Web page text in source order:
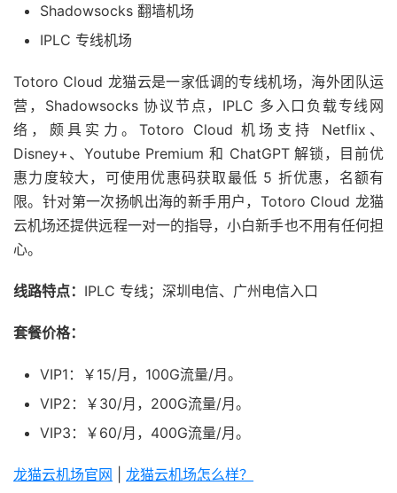
Shadowsocks 翻墙机场
IPLC 专线机场
Totoro Cloud 龙猫云是一家低调的专线机场，海外团队运
营，Shadowsocks 协议节点，IPLC 多入口负载专线网
络，颇具实力。Totoro Cloud 机场支持 Netflix、
Disney+、Youtube Premium 和 ChatGPT 解锁，目前优
惠力度较大，可使用优惠码获取最低 5 折优惠，名额有
限。针对第一次扬帆出海的新手用户，Totoro Cloud 龙猫
云机场还提供远程一对一的指导，小白新手也不用有任何担
心。
线路特点： IPLC 专线；深圳电信、广州电信入口
套餐价格：
VIP1：￥15/月，100G流量/月。
VIP2：￥30/月，200G流量/月。
VIP3：￥60/月，400G流量/月。
龙猫云机场官网 龙猫云机场怎么样？